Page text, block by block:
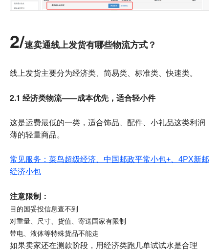
2/速卖通线上发货有哪些物流方式？
线上发货主要分为经济类、简易类、标准类、快速类。
2.1 经济类物流——成本优先，适合轻小件
这是运费最低的一类，适合饰品、配件、小礼品这类利润
薄的轻量商品。
常见服务：菜鸟超级经济、中国邮政平常小包+、4PX新邮
经济小包
注意限制：
目的国妥投信息查不到
对重量、尺寸、货值、寄送国家有限制
带电、液体等特殊货品不能走
如果卖家还在测款阶段，用经济类跑几单试试水是合理